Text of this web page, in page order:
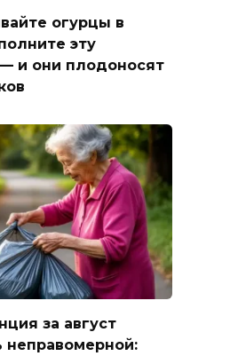
огурцы в
эту
и они плодоносят
за август
неправомерной: